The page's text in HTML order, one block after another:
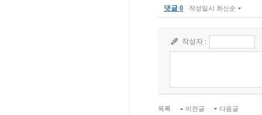
댓글 0 작성일시 최신순
작성자 :
목록 이전글 다음글